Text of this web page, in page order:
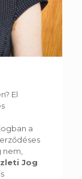
El
a
Jog